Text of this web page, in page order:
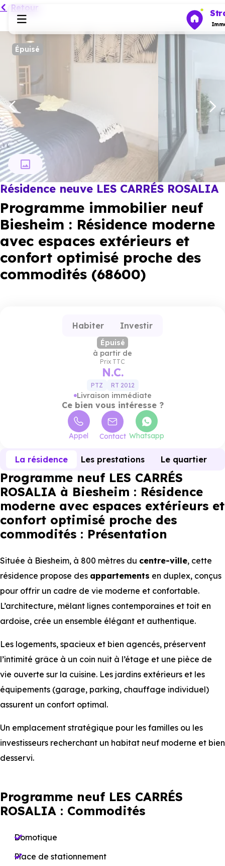
Programmes neufs
Habiter
Investir
Actualités
Ressources
Financer
Retour
Épuisé
Résidence neuve LES CARRÉS ROSALIA
Programme immobilier neuf
Biesheim : Résidence moderne
avec espaces extérieurs et
confort optimisé proche des
commodités (68600)
Habiter Investir
Épuisé
à partir de
Prix TTC
N.C.
PTZ RT 2012
Livraison immédiate
Ce bien vous intéresse ?
Appel Contact Whatsapp
La résidence Les prestations Le quartier
Programme neuf LES CARRÉS
ROSALIA à Biesheim : Résidence
moderne avec espaces extérieurs et
confort optimisé proche des
commodités : Présentation
Située à Biesheim, à 800 mètres du centre-ville, cette
résidence propose des appartements en duplex, conçus
pour offrir un cadre de vie moderne et confortable.
L’architecture, mêlant lignes contemporaines et toit en
ardoise, crée un ensemble élégant et authentique.
Les logements, spacieux et bien agencés, préservent
l’intimité grâce à un coin nuit à l’étage et une pièce de
vie ouverte sur la cuisine. Les jardins extérieurs et les
équipements (garage, parking, chauffage individuel)
assurent un confort optimal.
Un emplacement stratégique pour les familles ou les
investisseurs recherchant un habitat neuf moderne et bien
desservi.
Programme neuf LES CARRÉS
ROSALIA : Commodités
Domotique
Place de stationnement